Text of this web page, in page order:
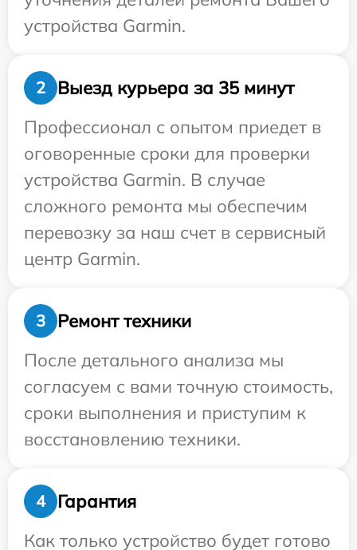
устройства Garmin.
2
Выезд курьера за 35 минут
Профессионал с опытом приедет в
оговоренные сроки для проверки
устройства Garmin. В случае
сложного ремонта мы обеспечим
перевозку за наш счет в сервисный
центр Garmin.
3
Ремонт техники
После детального анализа мы
согласуем с вами точную стоимость,
сроки выполнения и приступим к
восстановлению техники.
4
Гарантия
Как только устройство будет готово